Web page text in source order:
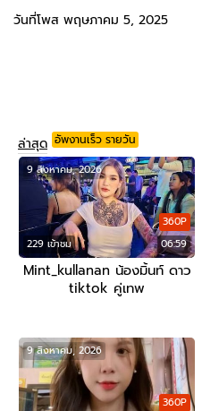
วันที่โพส พฤษภาคม 5, 2025
ล่าสุด อัพงานเร็ว รายวัน
229 เข้าชม 06:59
360P
9 สิงหาคม, 2026
Mint_kullanan น้องมิ้นท์ ดาว
tiktok คู่เทพ
360P
9 สิงหาคม, 2026